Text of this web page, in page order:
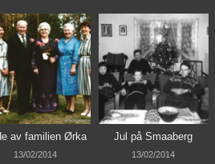
av familien Ørka
13/02/2014
Jul på Smaaberg
13/02/2014